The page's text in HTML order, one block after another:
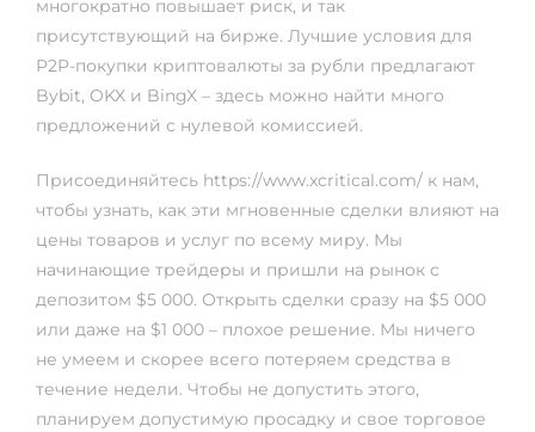
многократно повышает риск, и так
присутствующий на бирже. Лучшие условия для
P2P-покупки криптовалюты за рубли предлагают
Bybit, OKX и BingX – здесь можно найти много
предложений с нулевой комиссией.
Присоединяйтесь https://www.xcritical.com/ к нам,
чтобы узнать, как эти мгновенные сделки влияют на
цены товаров и услуг по всему миру. Мы
начинающие трейдеры и пришли на рынок с
депозитом $5 000. Открыть сделки сразу на $5 000
или даже на $1 000 – плохое решение. Мы ничего
не умеем и скорее всего потеряем средства в
течение недели. Чтобы не допустить этого,
планируем допустимую просадку и свое торговое